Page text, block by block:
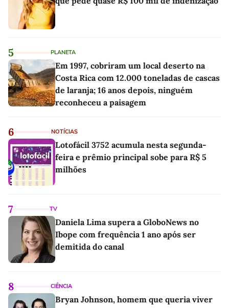
5 PLANETA
Em 1997, cobriram um local deserto na
Costa Rica com 12.000 toneladas de cascas
de laranja; 16 anos depois, ninguém
reconheceu a paisagem
6 NOTÍCIAS
Lotofácil 3752 acumula nesta segunda-
feira e prêmio principal sobe para R$ 5
milhões
7 TV
Daniela Lima supera a GloboNews no
Ibope com frequência 1 ano após ser
demitida do canal
8 CIÊNCIA
Bryan Johnson, homem que queria viver